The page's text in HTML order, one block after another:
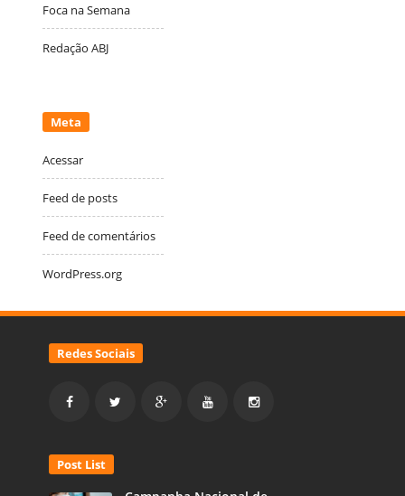
Foca na Semana
Redação ABJ
Meta
Acessar
Feed de posts
Feed de comentários
WordPress.org
Redes Sociais
Post List